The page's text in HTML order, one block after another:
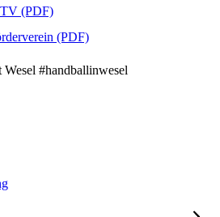
(PDF)
(PDF)
#handballinwesel